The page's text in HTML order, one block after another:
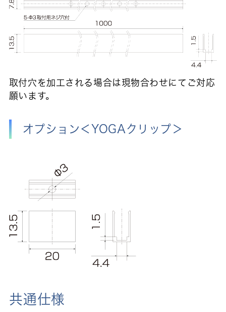
取付穴を加工される場合は現物合わせにてご対応
願います。
オプション＜YOGAクリップ＞
共通仕様